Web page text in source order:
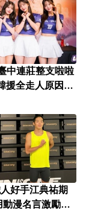
中連莊整支啦啦
援全走人原因曝
好手江典祐期
動漫名言激勵自